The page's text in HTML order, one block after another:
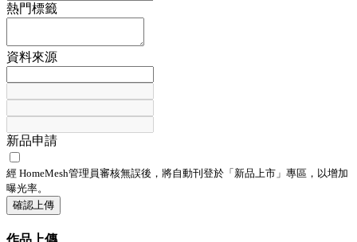
熱門標籤
資料來源
新品申請
經 HomeMesh管理員審核無誤後，將自動刊登於「 新品上市 」專區，以增加
曝光率。
確認上傳
作品上傳